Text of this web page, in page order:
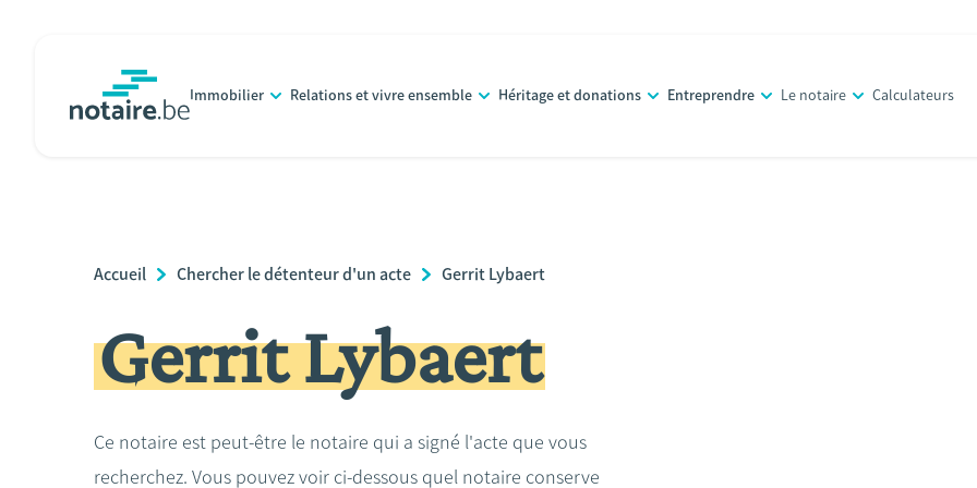
principal
Immobilier Relations et vivre ensemble Héritage et donations Entreprendre Le notaire Calculateurs
Breadcrumb
Accueil Chercher le détenteur d'un acte Gerrit Lybaert
Gerrit Lybaert
Ce notaire est peut-être le notaire qui a signé l'acte que vous
recherchez. Vous pouvez voir ci-dessous quel notaire conserve